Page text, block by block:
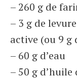
– 260 g de
– 3 g de
active (ou 9 g
– 60 g d’eau
– 50 g d’huile